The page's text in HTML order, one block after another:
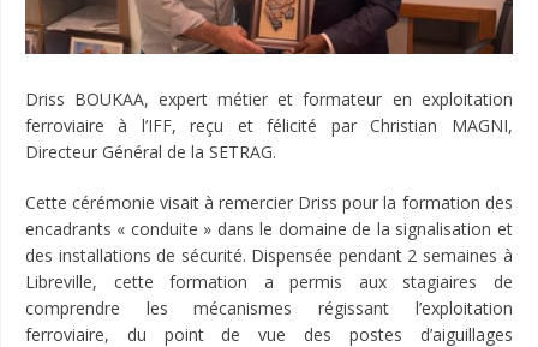
Driss BOUKAA, expert métier et formateur en exploitation
ferroviaire à l’IFF, reçu et félicité par Christian MAGNI,
Directeur Général de la SETRAG.
Cette cérémonie visait à remercier Driss pour la formation des
encadrants « conduite » dans le domaine de la signalisation et
des installations de sécurité. Dispensée pendant 2 semaines à
Libreville, cette formation a permis aux stagiaires de
comprendre les mécanismes régissant l’exploitation
ferroviaire, du point de vue des postes d’aiguillages